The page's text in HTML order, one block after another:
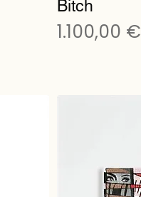
Bitch
Preis
1.100,00 €